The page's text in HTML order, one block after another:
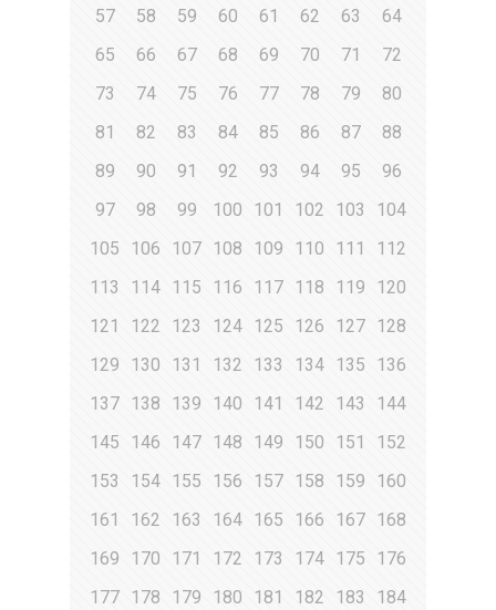
57
58 59 60 61 62 63
64
65
66 67 68 69 70 71
72
73
74 75 76 77 78 79
80
81
82 83 84 85 86 87
88
89
90 91 92 93 94 95
96
97
98 99 100 101 102 103
104
105
106 107 108 109 110 111
112
113
114 115 116 117 118 119
120
121
122 123 124 125 126 127 128
129
130 131 132 133 134 135
136
137 138 139 140 141 142 143
144
145
146 147 148 149 150 151
152
153
154 155 156 157 158 159
160
161
162 163 164 165 166 167 168
169
170 171 172 173 174 175
176
177 178 179 180 181 182 183
184